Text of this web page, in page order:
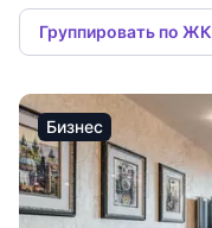
Группировать по ЖК
Бизнес